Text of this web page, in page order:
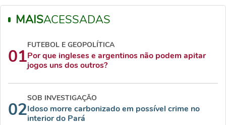
MAISACESSADAS
01
FUTEBOL E GEOPOLÍTICA
Por que ingleses e argentinos não podem apitar
jogos uns dos outros?
02
SOB INVESTIGAÇÃO
Idoso morre carbonizado em possível crime no
interior do Pará